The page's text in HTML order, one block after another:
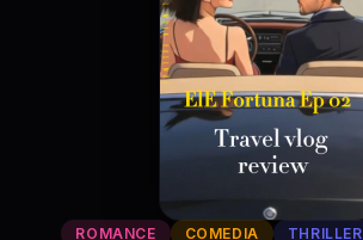
ROMANCE COMEDIA THRILLER